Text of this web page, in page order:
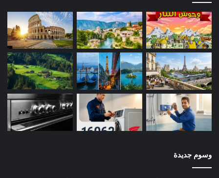
وسوم جديدة